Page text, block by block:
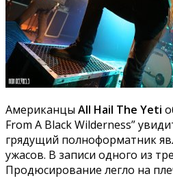
Американцы All Hail The Yeti
From A Black Wilderness”
грядущий полноформатник
ужасов. В записи одного из
Продюсирование легло на